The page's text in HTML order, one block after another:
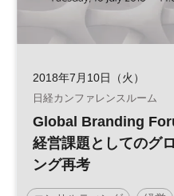
2018年7月10日（火）
日経カンファレンスルーム
Global Branding
経営課題としてのグ
ング再考